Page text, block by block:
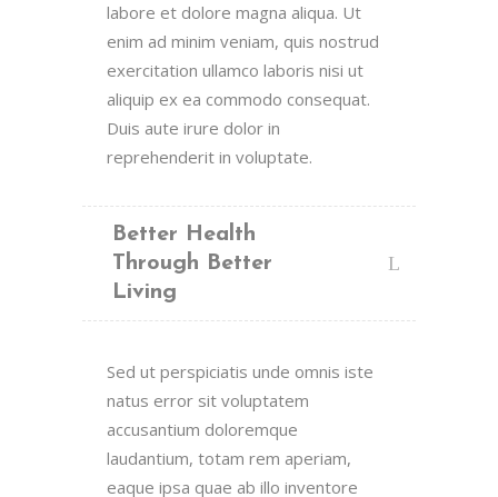
labore et dolore magna aliqua. Ut
enim ad minim veniam, quis nostrud
exercitation ullamco laboris nisi ut
aliquip ex ea commodo consequat.
Duis aute irure dolor in
reprehenderit in voluptate.
Better Health
Through Better
Living
Sed ut perspiciatis unde omnis iste
natus error sit voluptatem
accusantium doloremque
laudantium, totam rem aperiam,
eaque ipsa quae ab illo inventore